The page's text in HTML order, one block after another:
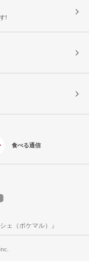
!
食べる通信
ェ（ポケマル）』